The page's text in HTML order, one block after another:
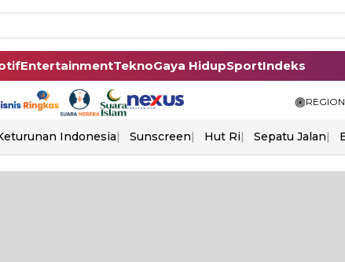
EntertainmentTeknoGaya HidupSportIndeks
Indonesia Sunscreen Hut Ri Sepatu Jalan